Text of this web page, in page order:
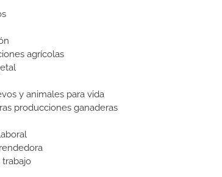
agrícolas
y animales para vida
producciones ganaderas